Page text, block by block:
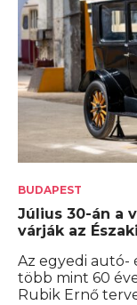
BUDAPEST
Július 30-án a
várják az
Az egyedi autó-
több mint 60
Rubik Ernő